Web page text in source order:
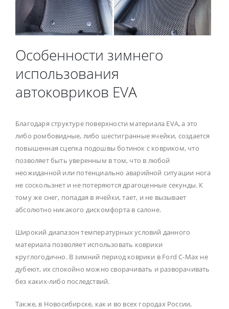
Особенности зимнего
использования
автоковриков EVA
Благодаря структуре поверхности материала EVA, а это
либо ромбовидные, либо шестигранные ячейки, создается
повышенная сцепка подошвы ботинок с ковриком, что
позволяет быть уверенным в том, что в любой
неожиданной или потенциально аварийной ситуации нога
не соскользнет и не потеряются драгоценные секунды. К
тому же снег, попадая в ячейки, тает, и не вызывает
абсолютно никакого дискомфорта в салоне.
Широкий диапазон температурных условий данного
материала позволяет использовать коврики
круглогодично. В зимний период коврики в Ford C-Max не
дубеют, их спокойно можно сворачивать и разворачивать
без каких-либо последствий.
Также, в Новосибирске, как и во всех городах России,